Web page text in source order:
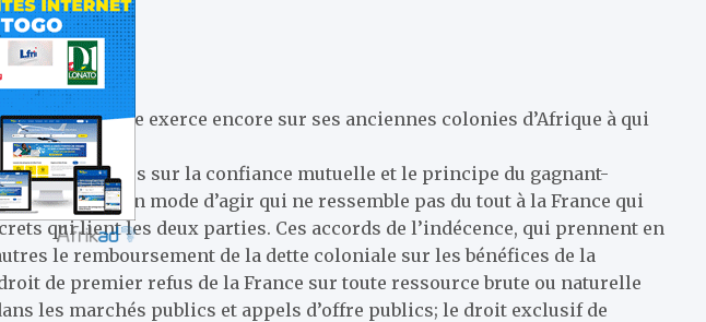
il.
la France exerce encore sur ses anciennes colonies d’Afrique à qui
sont “fondées sur la confiance mutuelle et le principe du gagnant-
mêmes”. Un mode d’agir qui ne ressemble pas du tout à la France qui
qui lient les deux parties. Ces accords de l’indécence, qui prennent en
le remboursement de la dette coloniale sur les bénéfices de la
de premier refus de la France sur toute ressource brute ou naturelle
les marchés publics et appels d’offre publics; le droit exclusif de